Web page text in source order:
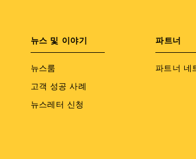
뉴스 및 이야기
뉴스룸
고객 성공 사례
뉴스레터 신청
파트너
파트너 네